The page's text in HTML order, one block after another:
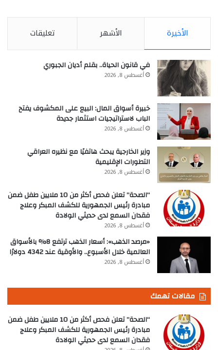
الأخيرة الأشهر تعليقات
في قانون الحياة.. بقلم أديان الجبوري
أغسطس 8, 2026
خبيرة أسواق المال: البيع على المكشوف يفتح
الباب لاستراتيجيات استثمار جديدة
أغسطس 8, 2026
وزير الخارجية يبحث هاتفيًا مع نظيره العراقي
التطورات الإقليمية
أغسطس 8, 2026
“الصحة” تعلن فحص أكثر من 10 ملايين طفل ضمن
مبادرة رئيس الجمهورية للكشف المبكر وعلاج
فقدان السمع لدى حديثي الولادة
أغسطس 8, 2026
«مرصد الذهب»: أسعار الذهب ترتفع 8% بالأسواق
العالمية خلال الأسبوع.. والأوقية عند 4342 دولارًا
أغسطس 8, 2026
مقالات تهمك
“الصحة” تعلن فحص أكثر من 10 ملايين طفل ضمن
مبادرة رئيس الجمهورية للكشف المبكر وعلاج
فقدان السمع لدى حديثي الولادة